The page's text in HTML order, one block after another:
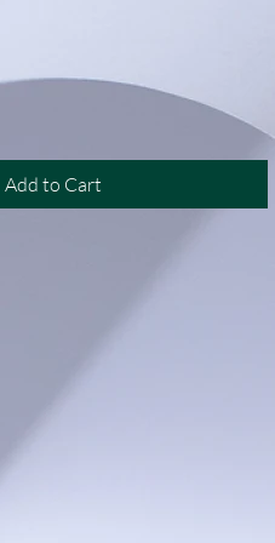
Add to Cart